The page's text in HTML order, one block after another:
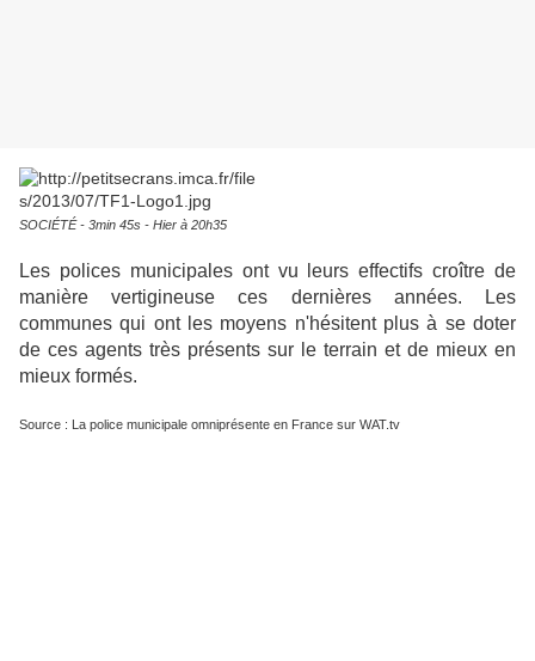
SOCIÉTÉ - 3min 45s - Hier à 20h35
Les polices municipales ont vu leurs effectifs croître de
manière vertigineuse ces dernières années. Les
communes qui ont les moyens n'hésitent plus à se doter
de ces agents très présents sur le terrain et de mieux en
mieux formés.
Source : La police municipale omniprésente en France sur WAT.tv